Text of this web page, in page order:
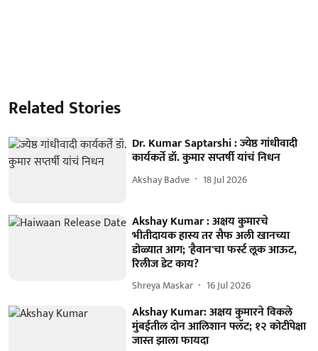
Related Stories
Dr. Kumar Saptarshi : ज्येष्ठ गांधीवादी
कार्यकर्ते डॉ. कुमार सप्तर्षी यांचं निधन
Akshay Badve 18 Jul 2026
Akshay Kumar : अक्षय कुमारचे
भीतीदायक हास्य तर सैफ अली खानच्या
डोळ्यात आग; 'हैवान'चा फर्स्ट लूक आऊट,
रिलीज डेट काय?
Shreya Maskar 16 Jul 2026
Akshay Kumar: अक्षय कुमारने विकले
मुंबईतील दोन आलिशान फ्लॅट; १२ कोटींपेक्षा
जास्त झाला फायदा